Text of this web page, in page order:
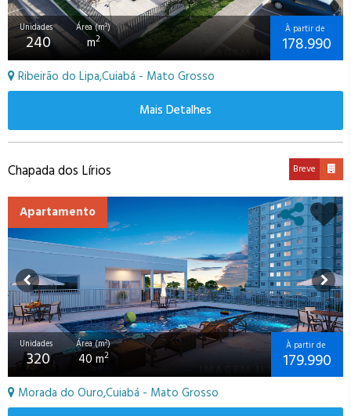
Unidades
240
Área (m²)
m2
À partir de
178.990
Ribeirão do Lipa,Cuiabá - Mato Grosso
Mais Detalhes
Chapada dos Lírios Breve
Apartamento
Unidades
320
Área (m²)
40 m2
À partir de
179.990
Morada do Ouro,Cuiabá - Mato Grosso